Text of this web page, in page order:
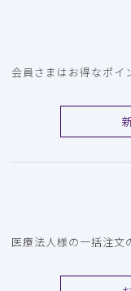
会員さまはお得なポイ
医療法人様の一括注文